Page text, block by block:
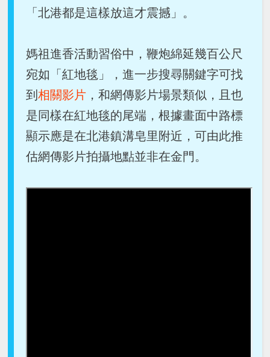
「北港都是這樣放這才震撼」。
媽祖進香活動習俗中，鞭炮綿延幾百公尺
宛如「紅地毯」，進一步搜尋關鍵字可找
到相關影片 ，和網傳影片場景類似，且也
是同樣在紅地毯的尾端，根據畫面中路標
顯示應是在北港鎮溝皂里附近，可由此推
估網傳影片拍攝地點並非在金門。